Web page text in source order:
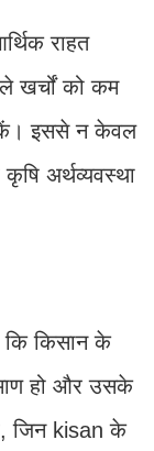
राहत
खर्चों को कम
इससे न केवल
अर्थव्यवस्था
किसान के
हो और उसके
जिन kisan के